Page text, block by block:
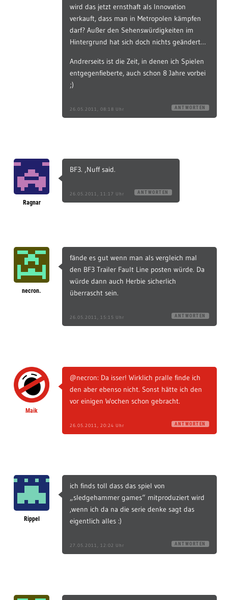
wird das jetzt ernsthaft als Innovation
verkauft, dass man in Metropolen kämpfen
darf? Außer den Sehenswürdigkeiten im
Hintergrund hat sich doch nichts geändert…
Andrerseits ist die Zeit, in denen ich Spielen
entgegenfieberte, auch schon 8 Jahre vorbei
;)
26.05.2011, 08:18 Uhr ANTWORTEN
Ragnar
BF3. ‚Nuff said.
26.05.2011, 11:17 Uhr ANTWORTEN
necron.
fände es gut wenn man als vergleich mal
den BF3 Trailer Fault Line posten würde. Da
würde dann auch Herbie sicherlich
überrascht sein.
26.05.2011, 15:15 Uhr ANTWORTEN
Maik
@necron: Da isser! Wirklich pralle finde ich
den aber ebenso nicht. Sonst hätte ich den
vor einigen Wochen schon gebracht.
26.05.2011, 20:24 Uhr ANTWORTEN
Rippel
ich finds toll dass das spiel von
„sledgehammer games“ mitproduziert wird
,wenn ich da na die serie denke sagt das
eigentlich alles :)
27.05.2011, 12:02 Uhr ANTWORTEN